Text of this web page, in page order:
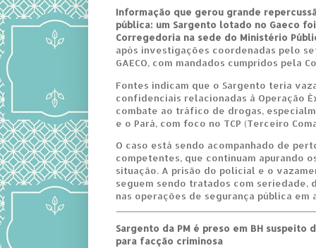
Informação que gerou grande
pública: um Sargento lotado no Gaeco
Corregedoria na sede do Ministério
após investigações coordenadas pelo
GAECO, com mandados cumpridos pela
Fontes indicam que o Sargento teria
confidenciais relacionadas à Operação
combate ao tráfico de drogas,
e o Pará, com foco no TCP (Terceiro
O caso está sendo acompanhado de
competentes, que continuam apurando
situação. A prisão do policial e o
seguem sendo tratados com seriedade,
nas operações de segurança pública em
Sargento da PM é preso em BH suspeito
para facção criminosa